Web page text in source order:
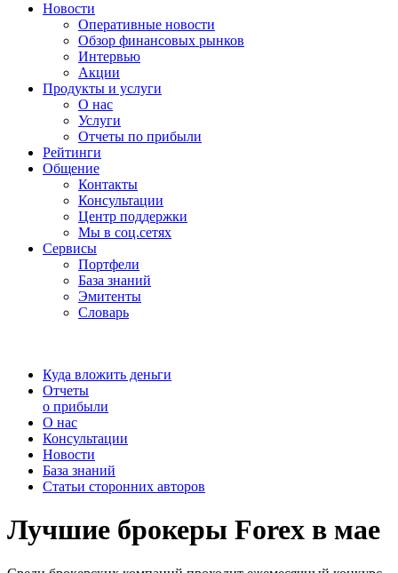
Новости
Оперативные новости
Обзор финансовых рынков
Интервью
Акции
Продукты и услуги
О нас
Услуги
Отчеты по прибыли
Рейтинги
Общение
Контакты
Консультации
Центр поддержки
Мы в соц.сетях
Сервисы
Портфели
База знаний
Эмитенты
Словарь
Куда вложить деньги
Отчеты
о прибыли
О нас
Консультации
Новости
База знаний
Статьи сторонних авторов
Лучшие брокеры Forex в мае